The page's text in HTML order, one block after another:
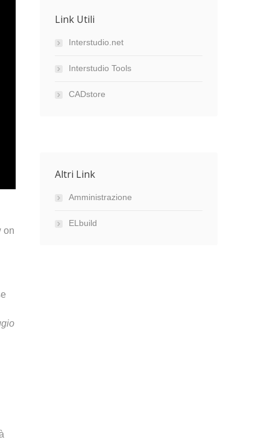
on
Link Utili
Interstudio.net
Interstudio Tools
CADstore
Altri Link
Amministrazione
ELbuild